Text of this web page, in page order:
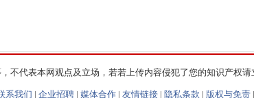
不代表本网观点及立场，若若上传内容侵犯了您的知识产权
系我们 | 企业招聘 | 媒体合作 | 友情链接 | 隐私条款 | 版权与免责 |